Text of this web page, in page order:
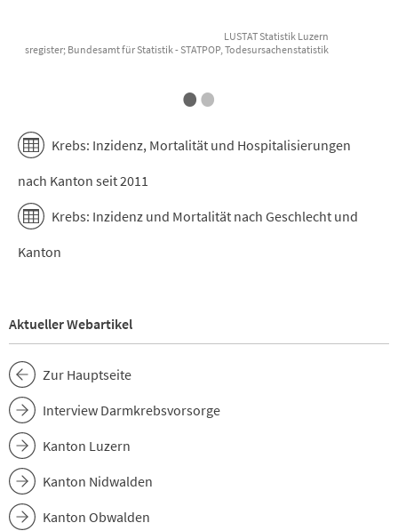
LUSTAT Statistik Luzern
Bundesamt für Statistik - STATPOP, Todesursachenstatistik
Datenquelle: Zentralschweizer
••
Krebs: Inzidenz, Mortalität und Hospitalisierungen
nach Kanton seit 2011
Krebs: Inzidenz und Mortalität nach Geschlecht und
Kanton
Aktueller Webartikel
Zur Hauptseite
Interview Darmkrebsvorsorge
Kanton Luzern
Kanton Nidwalden
Kanton Obwalden